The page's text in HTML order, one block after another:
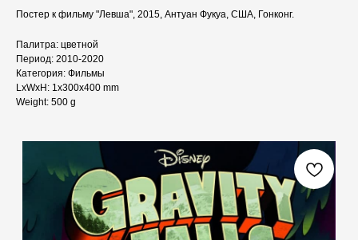
Постер к фильму "Левша", 2015, Антуан Фукуа, США, Гонконг.
Палитра: цветной
Период: 2010-2020
Категория: Фильмы
LxWxH: 1x300x400 mm
Weight: 500 g